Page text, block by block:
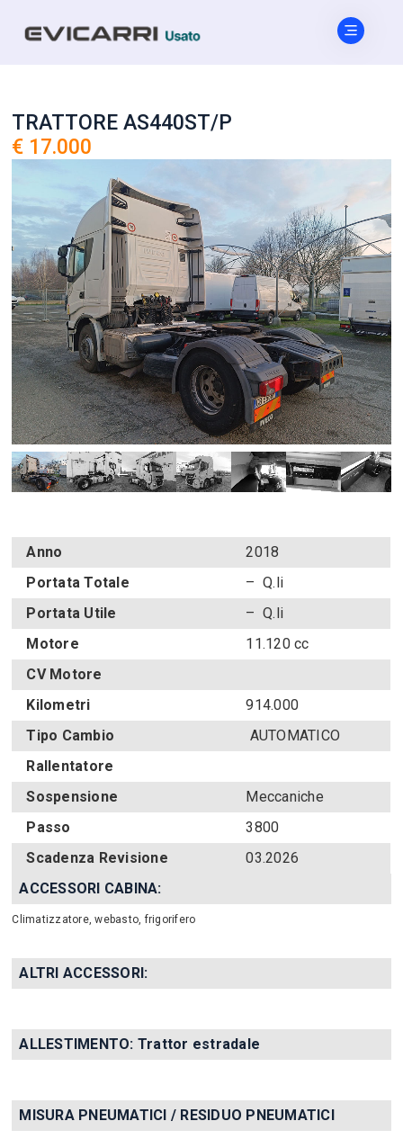
TRATTORE AS440ST/P
€ 17.000
Anno
2018
Portata Totale
– Q.li
Portata Utile
– Q.li
Motore
11.120 cc
CV Motore
Kilometri
914.000
Tipo Cambio
AUTOMATICO
Rallentatore
Sospensione
Meccaniche
Passo
3800
Scadenza Revisione
03.2026
ACCESSORI CABINA:
Climatizzatore, webasto, frigorifero
ALTRI ACCESSORI:
ALLESTIMENTO: Trattor estradale
MISURA PNEUMATICI / RESIDUO PNEUMATICI